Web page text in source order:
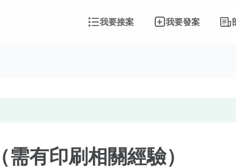
我要接案 我要發案
有印刷相關經驗）